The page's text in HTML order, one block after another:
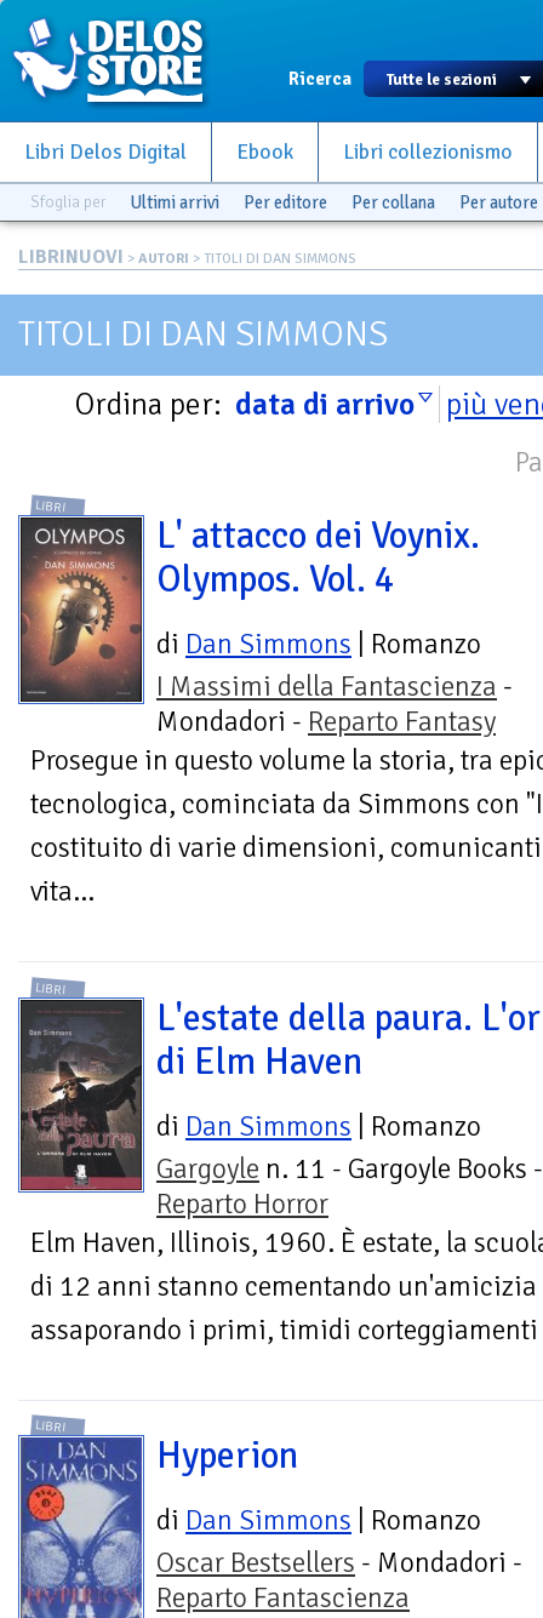
Ricerca
Libri Delos Digital Ebook Libri collezionismo
Sfoglia per Ultimi arrivi Per editore Per collana Per autore
LIBRINUOVI > AUTORI > TITOLI DI DAN SIMMONS
TITOLI DI DAN SIMMONS
Ordina per: data di arrivo più
LIBRI
L' attacco dei Voynix.
Olympos. Vol. 4
di Dan Simmons | Romanzo
I Massimi della Fantascienza -
Mondadori - Reparto Fantasy
Prosegue in questo volume la storia, tra
tecnologica, cominciata da Simmons con
costituito di varie dimensioni,
vita...
LIBRI
L'estate della paura.
di Elm Haven
di Dan Simmons | Romanzo
Gargoyle n. 11 - Gargoyle Books -
Reparto Horror
Elm Haven, Illinois, 1960. È estate, la
di 12 anni stanno cementando
assaporando i primi, timidi corteggiamenti
LIBRI
Hyperion
di Dan Simmons | Romanzo
Oscar Bestsellers - Mondadori -
Reparto Fantascienza